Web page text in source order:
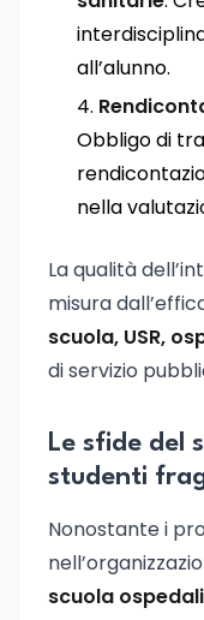
all’alunno.
Obbligo di
nella
La qualità
misura
scuola, USR,
di servizio
Le sfide del
studenti
Nonostante i
scuola